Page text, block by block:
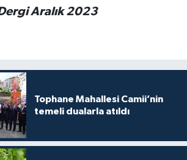
Aralık 2023
Tophane Mahallesi Camii’nin
temeli dualarla atıldı